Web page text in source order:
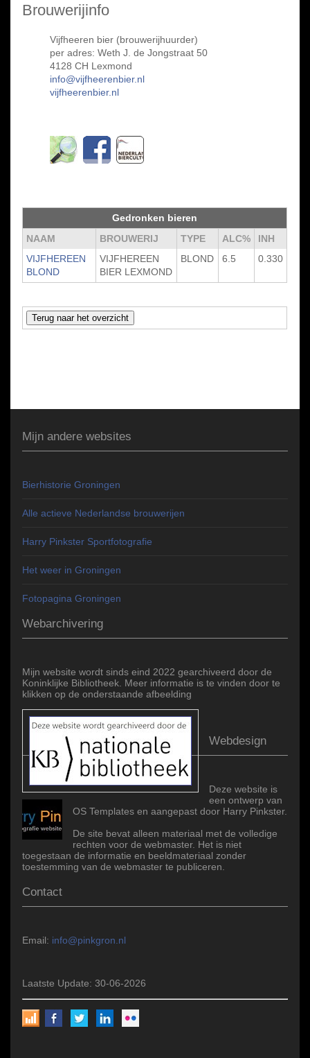
Brouwerijinfo
Vijfheeren bier (brouwerijhuurder)
per adres: Weth J. de Jongstraat 50
4128 CH Lexmond
info@vijfheerenbier.nl
vijfheerenbier.nl
Gedronken bieren
NAAM
BROUWERIJ TYPE ALC%
INH
VIJFHEREEN
BLOND
VIJFHEREEN
BIER LEXMOND
BLOND 6.5 0.330
Mijn andere websites
Bierhistorie Groningen
Alle actieve Nederlandse brouwerijen
Harry Pinkster Sportfotografie
Het weer in Groningen
Fotopagina Groningen
Webarchivering
Mijn website wordt sinds eind 2022 gearchiveerd door de
Koninklijke Bibliotheek. Meer informatie is te vinden door te
klikken op de onderstaande afbeelding
Webdesign
Deze website is
een ontwerp van
OS Templates en aangepast door Harry Pinkster.
De site bevat alleen materiaal met de volledige
rechten voor de webmaster. Het is niet
toegestaan de informatie en beeldmateriaal zonder
toestemming van de webmaster te publiceren.
Contact
Email: info@pinkgron.nl
Laatste Update: 30-06-2026